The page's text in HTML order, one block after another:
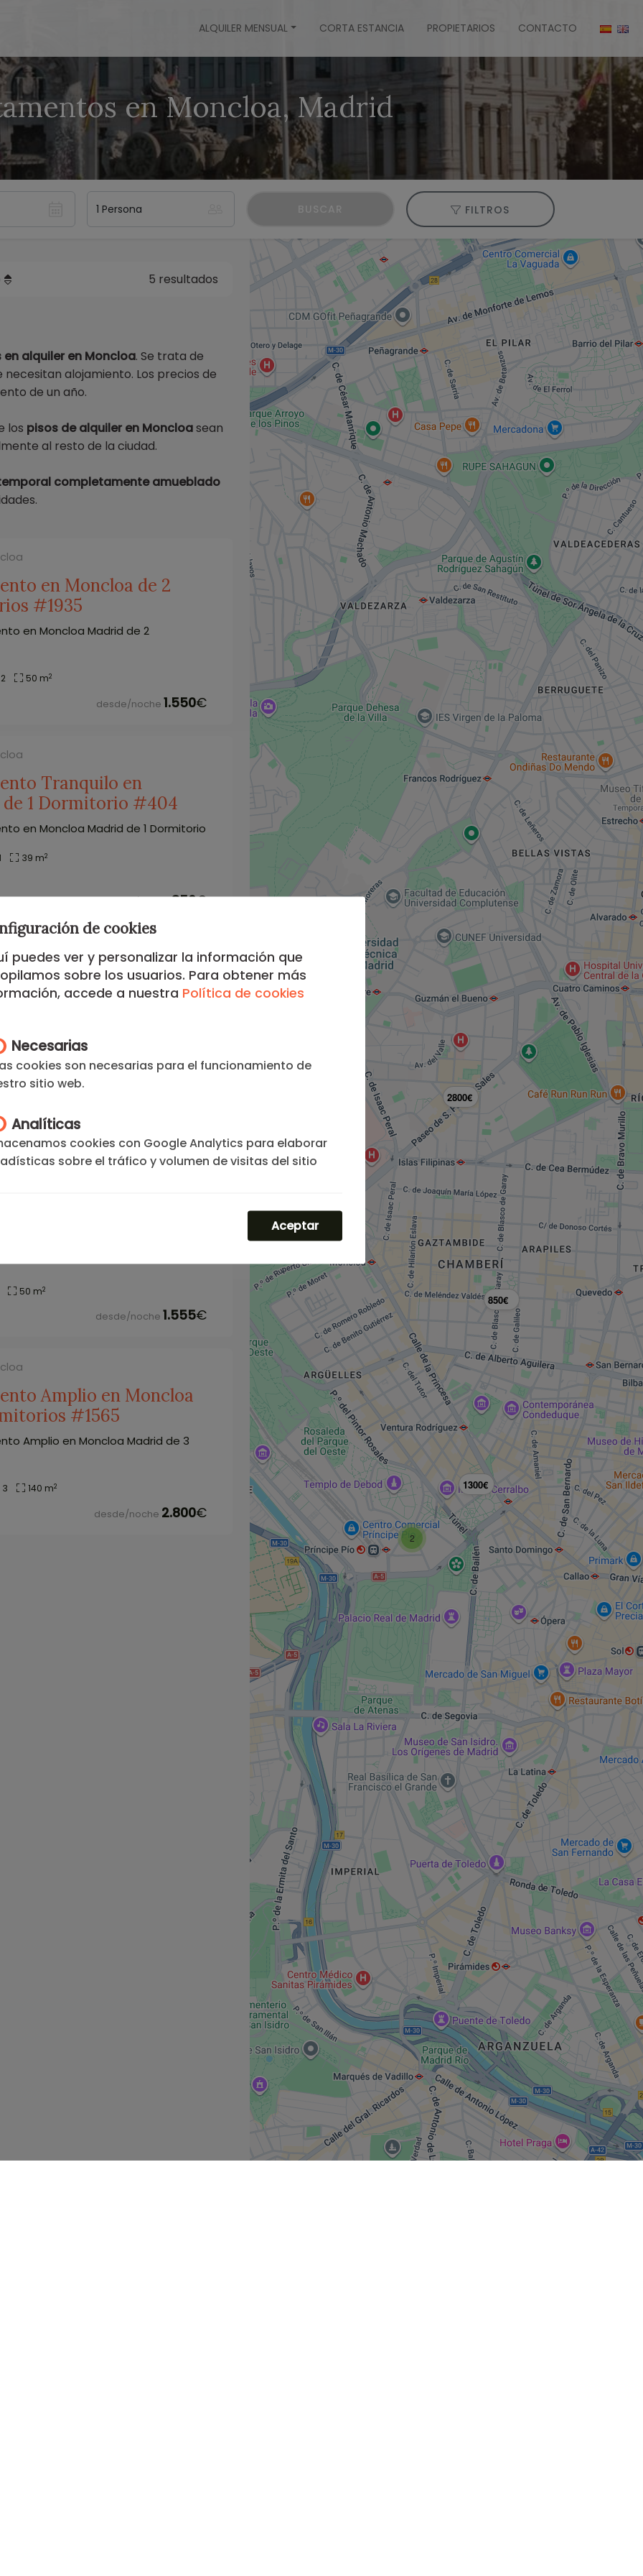
ALQUILER MENSUAL CORTA ESTANCIA PROPIETARIOS CONTACTO
en Moncloa, Madrid
FILTROS
5 resultados
alquiler en Moncloa. Se trata de
alojamiento. Los precios de
de un año.
los pisos de alquiler en Moncloasean
al resto de la ciudad.
completamente amueblado
en Moncloa de 2
#1935
en Moncloa Madrid de 2
2 50 m2
desde/noche 1.550€
Tranquilo en
de 1 Dormitorio #404
en Moncloa Madrid de 1 Dormitorio
39 m2
850€
Luminoso en
1 Dormitorio #1659
en Moncloa Madrid de 1 Dormitorio
2
Acogedor en
de 1 Dormitorio
Acogedor en Moncloa Madrid de 1
50 m2
desde/noche 1.555€
Amplio en Moncloa
#1565
Amplio en Moncloa Madrid de 3
3 140 m2
desde/noche 2.800€
2800€
850€
1300€
2
de cookies
puedes ver y personalizar la información que
sobre los usuarios. Para obtener más
accede a nuestra Política de cookies
Necesarias
cookies son necesarias para el funcionamiento de
sitio web.
Analíticas
cookies con Google Analytics para elaborar
sobre el tráfico y volumen de visitas del sitio
Aceptar